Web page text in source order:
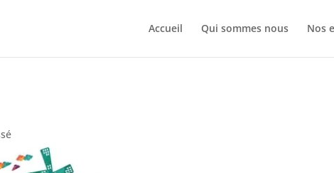
Accueil Qui sommes nous Nos